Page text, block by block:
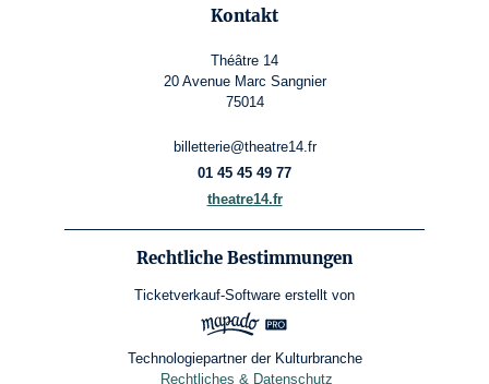
Kontakt
Théâtre 14
20 Avenue Marc Sangnier
75014
billetterie@theatre14.fr
01 45 45 49 77
theatre14.fr
Rechtliche Bestimmungen
Ticketverkauf-Software erstellt von
Technologiepartner der Kulturbranche
Rechtliches & Datenschutz